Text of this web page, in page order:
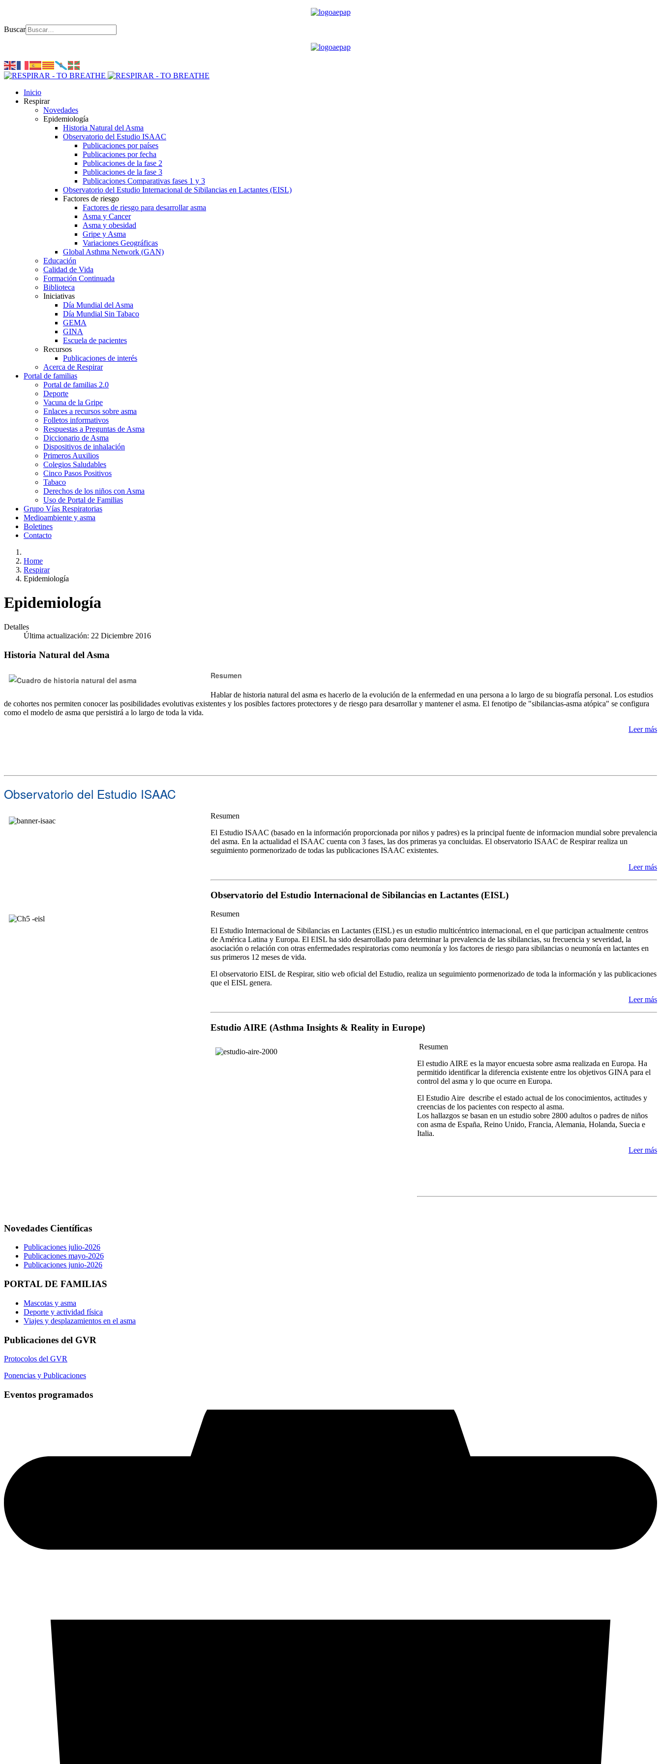
Buscar
Inicio
Respirar
Novedades
Epidemiología
Historia Natural del Asma
Observatorio del Estudio ISAAC
Publicaciones por países
Publicaciones por fecha
Publicaciones de la fase 2
Publicaciones de la fase 3
Publicaciones Comparativas fases 1 y 3
Observatorio del Estudio Internacional de Sibilancias en Lactantes (EISL)
Factores de riesgo
Factores de riesgo para desarrollar asma
Asma y Cancer
Asma y obesidad
Gripe y Asma
Variaciones Geográficas
Global Asthma Network (GAN)
Educación
Calidad de Vida
Formación Continuada
Biblioteca
Iniciativas
Día Mundial del Asma
Día Mundial Sin Tabaco
GEMA
GINA
Escuela de pacientes
Recursos
Publicaciones de interés
Acerca de Respirar
Portal de familias
Portal de familias 2.0
Deporte
Vacuna de la Gripe
Enlaces a recursos sobre asma
Folletos informativos
Respuestas a Preguntas de Asma
Diccionario de Asma
Dispositivos de inhalación
Primeros Auxilios
Colegios Saludables
Cinco Pasos Positivos
Tabaco
Derechos de los niños con Asma
Uso de Portal de Familias
Grupo Vías Respiratorias
Medioambiente y asma
Boletines
Contacto
Home
Respirar
Epidemiología
Epidemiología
Detalles
Última actualización: 22 Diciembre 2016
Historia Natural del Asma
Resumen
Hablar de historia natural del asma es hacerlo de la evolución de la enfermedad en una persona a lo largo de su biografía personal. Los estudios
de cohortes nos permiten conocer las posibilidades evolutivas existentes y los posibles factores protectores y de riesgo para desarrollar y mantener el asma. El fenotipo de "sibilancias-asma atópica" se configura
como el modelo de asma que persistirá a lo largo de toda la vida.
Leer más
Observatorio del Estudio ISAAC
Resumen
El Estudio ISAAC (basado en la información proporcionada por niños y padres) es la principal fuente de informacion mundial sobre prevalencia
del asma. En la actualidad el ISAAC cuenta con 3 fases, las dos primeras ya concluidas. El observatorio ISAAC de Respirar realiza un
seguimiento pormenorizado de todas las publicaciones ISAAC existentes.
Leer más
Observatorio del Estudio Internacional de Sibilancias en Lactantes (EISL)
Resumen
El Estudio Internacional de Sibilancias en Lactantes (EISL) es un estudio multicéntrico internacional, en el que participan actualmente centros
de América Latina y Europa. El EISL ha sido desarrollado para determinar la prevalencia de las sibilancias, su frecuencia y severidad, la
asociación o relación con otras enfermedades respiratorias como neumonía y los factores de riesgo para sibilancias o neumonía en lactantes en
sus primeros 12 meses de vida.
El observatorio EISL de Respirar, sitio web oficial del Estudio, realiza un seguimiento pormenorizado de toda la información y las publicaciones
que el EISL genera.
Leer más
Estudio AIRE (Asthma Insights & Reality in Europe)
Resumen
El estudio AIRE es la mayor encuesta sobre asma realizada en Europa. Ha
permitido identificar la diferencia existente entre los objetivos GINA para el
control del asma y lo que ocurre en Europa.
El Estudio Aire describe el estado actual de los conocimientos, actitudes y
creencias de los pacientes con respecto al asma.
Los hallazgos se basan en un estudio sobre 2800 adultos o padres de niños
con asma de España, Reino Unido, Francia, Alemania, Holanda, Suecia e
Italia.
Leer más
Novedades Científicas
Publicaciones julio-2026
Publicaciones mayo-2026
Publicaciones junio-2026
PORTAL DE FAMILIAS
Mascotas y asma
Deporte y actividad física
Viajes y desplazamientos en el asma
Publicaciones del GVR
Protocolos del GVR
Ponencias y Publicaciones
Eventos programados